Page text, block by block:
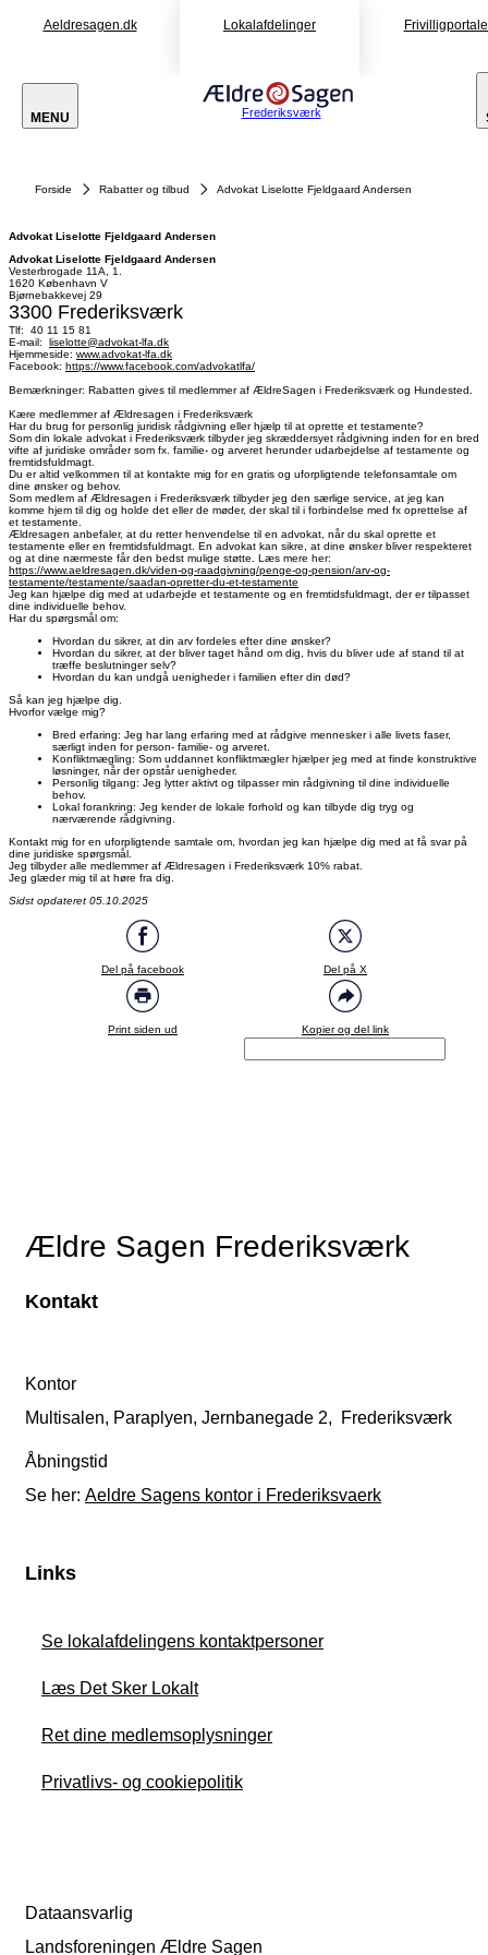
Aeldresagen.dk Lokalafdelinger
MENU Frederiksværk
Forside Rabatter og tilbud Advokat Liselotte Fjeldgaard Andersen
Advokat Liselotte Fjeldgaard Andersen
Advokat Liselotte Fjeldgaard Andersen
Vesterbrogade 11A, 1.
1620 København V
Bjørnebakkevej 29
3300 Frederiksværk
Tlf: 40 11 15 81
E-mail: liselotte@advokat-lfa.dk
Hjemmeside: www.advokat-lfa.dk
Facebook: https://www.facebook.com/advokatlfa/
Bemærkninger: Rabatten gives til medlemmer af ÆldreSagen i Frederiksværk og Hundested.
Kære medlemmer af Ældresagen i Frederiksværk
Har du brug for personlig juridisk rådgivning eller hjælp til at oprette et testamente?
Som din lokale advokat i Frederiksværk tilbyder jeg skræddersyet rådgivning inden for en bred
vifte af juridiske områder som fx. familie- og arveret herunder udarbejdelse af testamente og
fremtidsfuldmagt.
Du er altid velkommen til at kontakte mig for en gratis og uforpligtende telefonsamtale om
dine ønsker og behov.
Som medlem af Ældresagen i Frederiksværk tilbyder jeg den særlige service, at jeg kan
komme hjem til dig og holde det eller de møder, der skal til i forbindelse med fx oprettelse af
et testamente.
Ældresagen anbefaler, at du retter henvendelse til en advokat, når du skal oprette et
testamente eller en fremtidsfuldmagt. En advokat kan sikre, at dine ønsker bliver respekteret
og at dine nærmeste får den bedst mulige støtte. Læs mere her:
https://www.aeldresagen.dk/viden-og-raadgivning/penge-og-pension/arv-og-
testamente/testamente/saadan-opretter-du-et-testamente
Jeg kan hjælpe dig med at udarbejde et testamente og en fremtidsfuldmagt, der er tilpasset
dine individuelle behov.
Har du spørgsmål om:
Hvordan du sikrer, at din arv fordeles efter dine ønsker?
Hvordan du sikrer, at der bliver taget hånd om dig, hvis du bliver ude af stand til at
træffe beslutninger selv?
Hvordan du kan undgå uenigheder i familien efter din død?
Så kan jeg hjælpe dig.
Hvorfor vælge mig?
Bred erfaring: Jeg har lang erfaring med at rådgive mennesker i alle livets faser,
særligt inden for person- familie- og arveret.
Konfliktmægling: Som uddannet konfliktmægler hjælper jeg med at finde konstruktive
løsninger, når der opstår uenigheder.
Personlig tilgang: Jeg lytter aktivt og tilpasser min rådgivning til dine individuelle
behov.
Lokal forankring: Jeg kender de lokale forhold og kan tilbyde dig tryg og
nærværende rådgivning.
Kontakt mig for en uforpligtende samtale om, hvordan jeg kan hjælpe dig med at få svar på
dine juridiske spørgsmål.
Jeg tilbyder alle medlemmer af Ældresagen i Frederiksværk 10% rabat.
Jeg glæder mig til at høre fra dig.
Sidst opdateret 05.10.2025
Del på facebook Del på X
Print siden ud Kopier og del link
Ældre Sagen Frederiksværk
Kontakt
Kontor
Multisalen, Paraplyen, Jernbanegade 2, Frederiksværk
Åbningstid
Se her: Aeldre Sagens kontor i Frederiksvaerk
Links
Se lokalafdelingens kontaktpersoner
Læs Det Sker Lokalt
Ret dine medlemsoplysninger
Privatlivs- og cookiepolitik
Dataansvarlig
Landsforeningen Ældre Sagen